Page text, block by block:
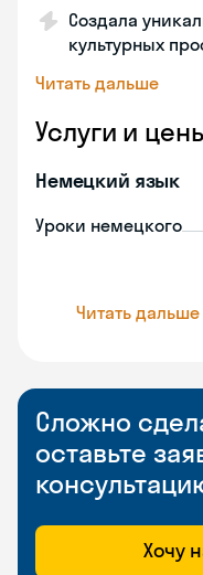
Создала
культурных
Читать дальше
Услуги и
Немецкий язык
Уроки немецкого
Читать дальше
Сложно
оставьте
Хочу